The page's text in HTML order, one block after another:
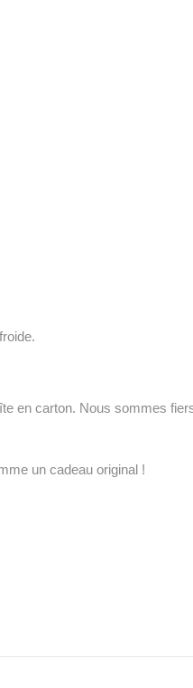
en carton. Nous sommes
un cadeau original !